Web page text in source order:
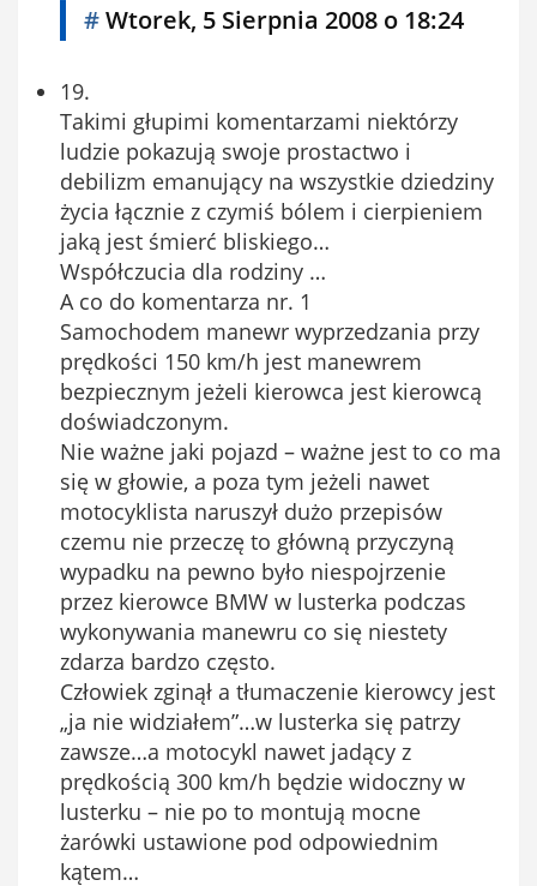
#Wtorek, 5 Sierpnia 2008 o 18:24
19.
Takimi głupimi komentarzami niektórzy
ludzie pokazują swoje prostactwo i
debilizm emanujący na wszystkie dziedziny
życia łącznie z czymiś bólem i cierpieniem
jaką jest śmierć bliskiego…
Współczucia dla rodziny …
A co do komentarza nr. 1
Samochodem manewr wyprzedzania przy
prędkości 150 km/h jest manewrem
bezpiecznym jeżeli kierowca jest kierowcą
doświadczonym.
Nie ważne jaki pojazd – ważne jest to co ma
się w głowie, a poza tym jeżeli nawet
motocyklista naruszył dużo przepisów
czemu nie przeczę to główną przyczyną
wypadku na pewno było niespojrzenie
przez kierowce BMW w lusterka podczas
wykonywania manewru co się niestety
zdarza bardzo często.
Człowiek zginął a tłumaczenie kierowcy jest
„ja nie widziałem”…w lusterka się patrzy
zawsze…a motocykl nawet jadący z
prędkością 300 km/h będzie widoczny w
lusterku – nie po to montują mocne
żarówki ustawione pod odpowiednim
kątem…